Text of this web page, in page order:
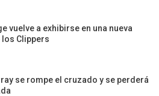
vuelve a exhibirse en una nueva
Clippers
se rompe el cruzado y se perderá